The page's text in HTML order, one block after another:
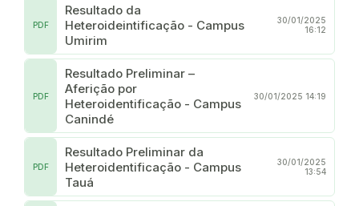
Resultado da
Heteroideintificação - Campus
Umirim
PDF
30/01/2025
16:12
Resultado Preliminar –
Aferição por
Heteroidentificação - Campus
Canindé
PDF 30/01/2025 14:19
Resultado Preliminar da
Heteroidentificação - Campus
Tauá
PDF
30/01/2025
13:54